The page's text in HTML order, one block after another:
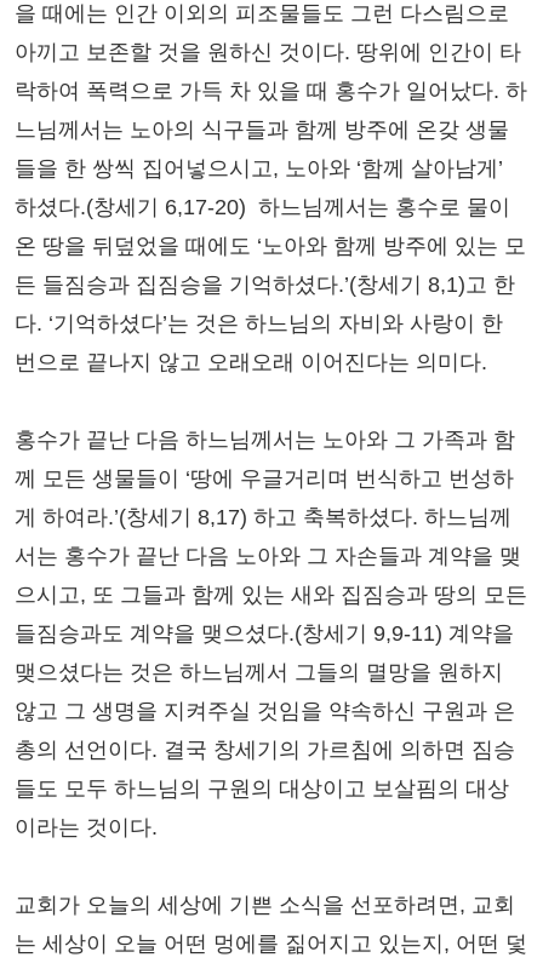
을 때에는 인간 이외의 피조물들도 그런 다스림으로
아끼고 보존할 것을 원하신 것이다. 땅위에 인간이 타
락하여 폭력으로 가득 차 있을 때 홍수가 일어났다. 하
느님께서는 노아의 식구들과 함께 방주에 온갖 생물
들을 한 쌍씩 집어넣으시고, 노아와 ‘함께 살아남게’
하셨다.(창세기 6,17-20) 하느님께서는 홍수로 물이
온 땅을 뒤덮었을 때에도 ‘노아와 함께 방주에 있는 모
든 들짐승과 집짐승을 기억하셨다.’(창세기 8,1)고 한
다. ‘기억하셨다’는 것은 하느님의 자비와 사랑이 한
번으로 끝나지 않고 오래오래 이어진다는 의미다.
홍수가 끝난 다음 하느님께서는 노아와 그 가족과 함
께 모든 생물들이 ‘땅에 우글거리며 번식하고 번성하
게 하여라.’(창세기 8,17) 하고 축복하셨다. 하느님께
서는 홍수가 끝난 다음 노아와 그 자손들과 계약을 맺
으시고, 또 그들과 함께 있는 새와 집짐승과 땅의 모든
들짐승과도 계약을 맺으셨다.(창세기 9,9-11) 계약을
맺으셨다는 것은 하느님께서 그들의 멸망을 원하지
않고 그 생명을 지켜주실 것임을 약속하신 구원과 은
총의 선언이다. 결국 창세기의 가르침에 의하면 짐승
들도 모두 하느님의 구원의 대상이고 보살핌의 대상
이라는 것이다.
교회가 오늘의 세상에 기쁜 소식을 선포하려면, 교회
는 세상이 오늘 어떤 멍에를 짊어지고 있는지, 어떤 덫